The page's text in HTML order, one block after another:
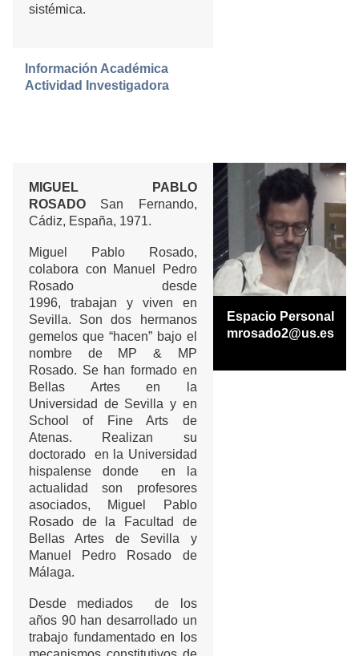
sistémica.
Información Académica
Actividad Investigadora
MIGUEL PABLO
ROSADO San Fernando,
Cádiz, España, 1971.
Miguel Pablo Rosado,
colabora con Manuel Pedro
Rosado desde
1996, trabajan y viven en
Sevilla. Son dos hermanos
gemelos que “hacen” bajo el
nombre de MP & MP
Rosado. Se han formado en
Bellas Artes en la
Universidad de Sevilla y en
School of Fine Arts de
Atenas. Realizan su
doctorado en la Universidad
hispalense donde en la
actualidad son profesores
asociados, Miguel Pablo
Rosado de la Facultad de
Bellas Artes de Sevilla y
Manuel Pedro Rosado de
Málaga.
Desde mediados de los
años 90 han desarrollado un
trabajo fundamentado en los
Espacio Personal
mrosado2@us.es